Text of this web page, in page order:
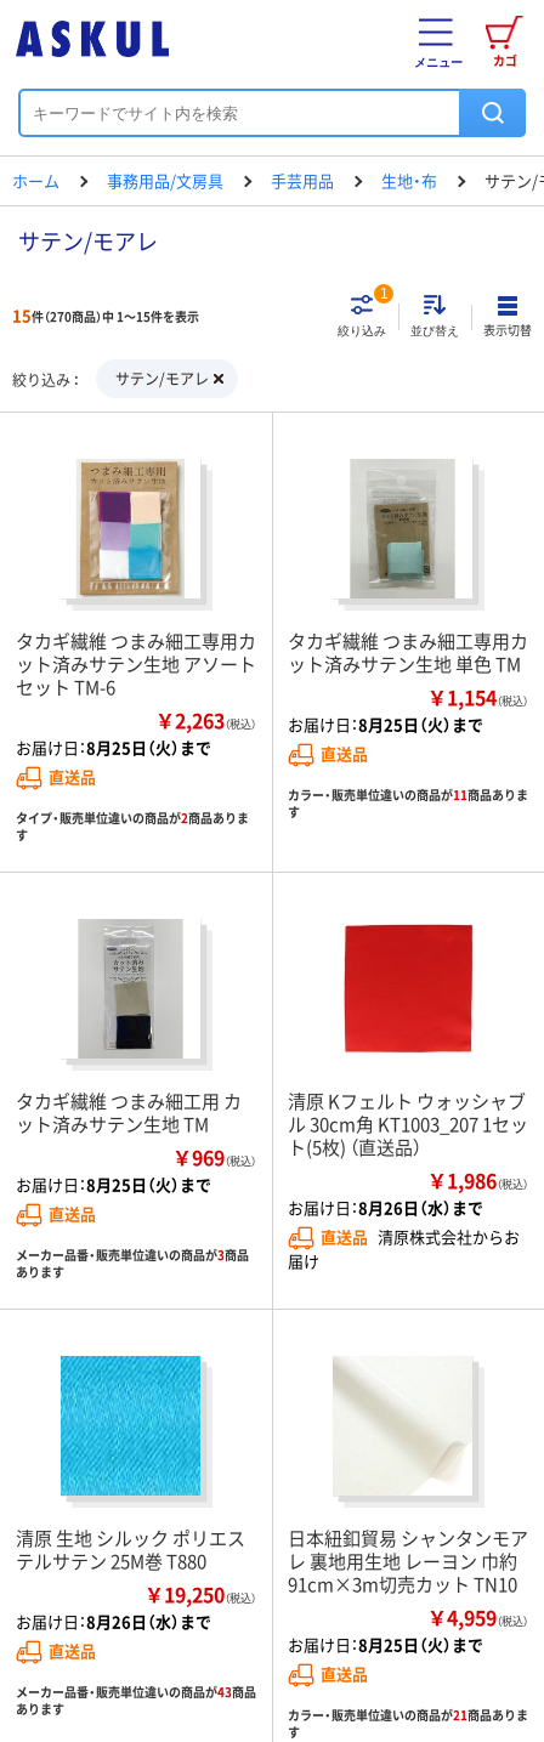
カゴ
メニュー
ホーム 事務用品/文房具 手芸用品 生地・布 サテン/
サテン/モアレ
15件（270商品）中 1～15件を表示
絞り込み
1
並び替え 表示切替
絞り込み サテン/モアレ
タカギ繊維 つまみ細工専用カ
ット済みサテン生地 アソート
セット TM-6
￥2,263（税込）
お届け日：8月25日（火）まで
直送品
タイプ・販売単位違いの商品が2商品ありま
す
タカギ繊維 つまみ細工専用カ
ット済みサテン生地 単色 TM
￥1,154（税込）
お届け日：8月25日（火）まで
直送品
カラー・販売単位違いの商品が11商品ありま
す
タカギ繊維 つまみ細工用 カ
ット済みサテン生地 TM
￥969（税込）
お届け日：8月25日（火）まで
直送品
メーカー品番・販売単位違いの商品が3商品
あります
清原 Kフェルト ウォッシャブ
ル 30cm角 KT1003_207 1セッ
ト(5枚) （直送品）
￥1,986（税込）
お届け日：8月26日（水）まで
直送品 清原株式会社からお
届け
清原 生地 シルック ポリエス
テルサテン 25M巻 T880
￥19,250（税込）
お届け日：8月26日（水）まで
直送品
メーカー品番・販売単位違いの商品が43商品
あります
日本紐釦貿易 シャンタンモア
レ 裏地用生地 レーヨン 巾約
91cm×3m切売カット TN10
￥4,959（税込）
お届け日：8月25日（火）まで
直送品
カラー・販売単位違いの商品が21商品ありま
す